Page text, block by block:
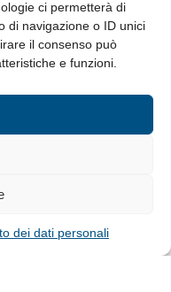
ci permetterà di
di navigazione o ID unici
il consenso può
e funzioni.
dei dati personali
Cookie